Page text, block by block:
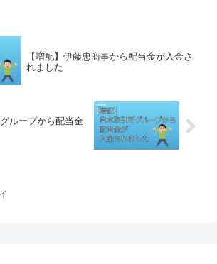
【増配】伊藤忠商事から配当金が入金さ
れました
ループから配当金